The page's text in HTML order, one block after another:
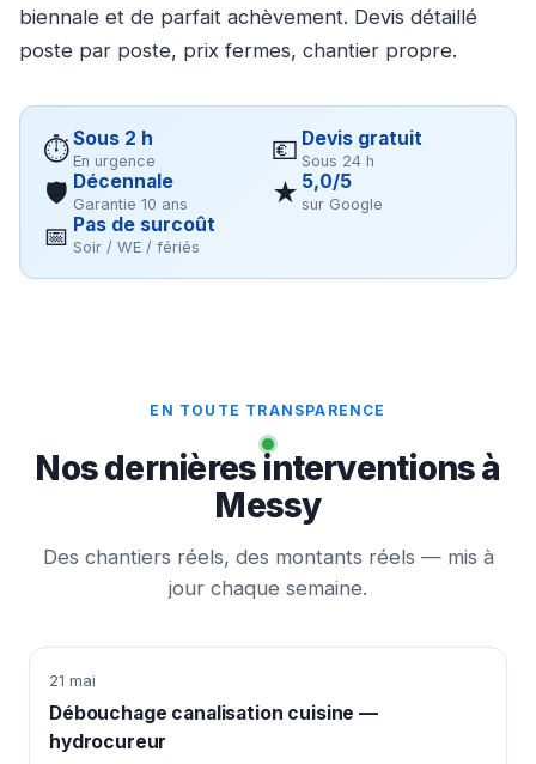
biennale et de parfait achèvement. Devis détaillé
poste par poste, prix fermes, chantier propre.
⏱Sous 2 h
En urgence 💶 Devis gratuit
Sous 24 h
🛡 Décennale
Garantie 10 ans ★ 5,0/5
sur Google
📅 Pas de surcoût
Soir / WE / fériés
EN TOUTE TRANSPARENCE
Nos dernières interventions à
Messy
Des chantiers réels, des montants réels — mis à
jour chaque semaine.
21 mai
Débouchage canalisation cuisine —
hydrocureur